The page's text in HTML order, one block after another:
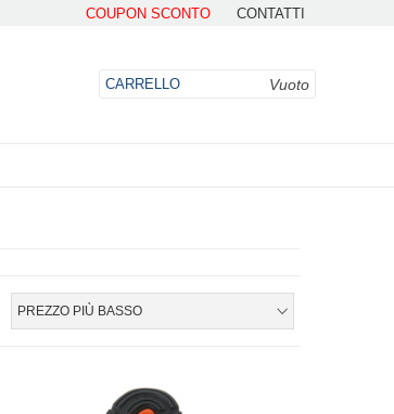
COUPON SCONTO CONTATTI
CARRELLO Vuoto
PREZZO PIÙ BASSO